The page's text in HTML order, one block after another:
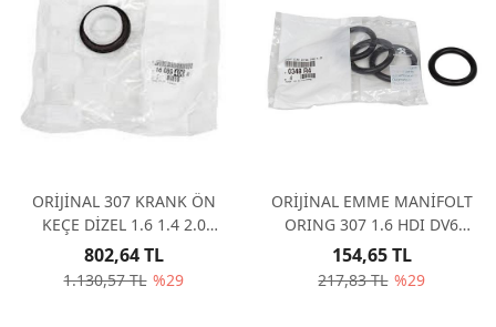
ORİJİNAL 307 KRANK ÖN
KEÇE DİZEL 1.6 1.4 2.0
BENZİNLİ 40*55*6,4
1608940680
1.130,57 TL %29
802,64 TL
ORİJİNAL EMME MANİFOLT
ORING 307 1.6 HDI DV6
(ADET) 0348R4
217,83 TL %29
154,65 TL